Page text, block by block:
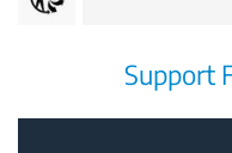
Support